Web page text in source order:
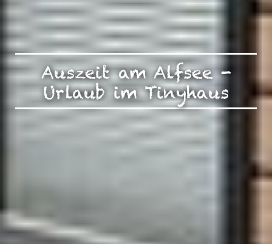
Auszeit am Alfsee -
Urlaub im Tinyhaus